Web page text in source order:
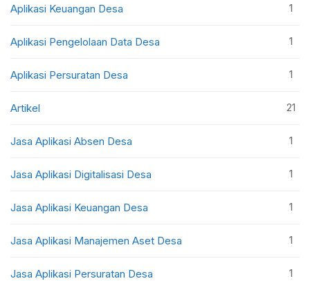
Aplikasi Keuangan Desa 1
Aplikasi Pengelolaan Data Desa 1
Aplikasi Persuratan Desa 1
Artikel 21
Jasa Aplikasi Absen Desa 1
Jasa Aplikasi Digitalisasi Desa 1
Jasa Aplikasi Keuangan Desa 1
Jasa Aplikasi Manajemen Aset Desa 1
Jasa Aplikasi Persuratan Desa 1